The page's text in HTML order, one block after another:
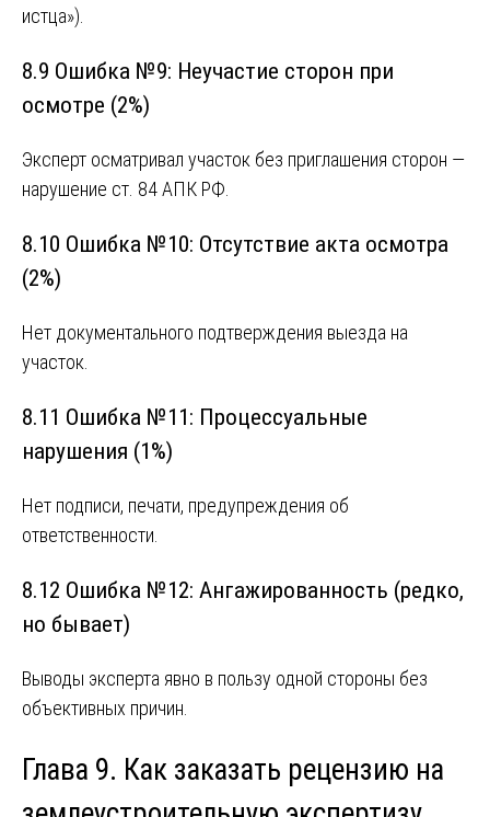
истца»).
8.9 Ошибка №9: Неучастие сторон при
осмотре (2%)
Эксперт осматривал участок без приглашения сторон —
нарушение ст. 84 АПК РФ.
8.10 Ошибка №10: Отсутствие акта осмотра
(2%)
Нет документального подтверждения выезда на
участок.
8.11 Ошибка №11: Процессуальные
нарушения (1%)
Нет подписи, печати, предупреждения об
ответственности.
8.12 Ошибка №12: Ангажированность (редко,
но бывает)
Выводы эксперта явно в пользу одной стороны без
объективных причин.
Глава 9. Как заказать рецензию на